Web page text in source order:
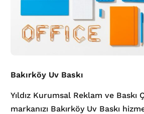
Bakırköy Uv Baskı
Yıldız Kurumsal Reklam ve Baskı
markanızı Bakırköy Uv Baskı